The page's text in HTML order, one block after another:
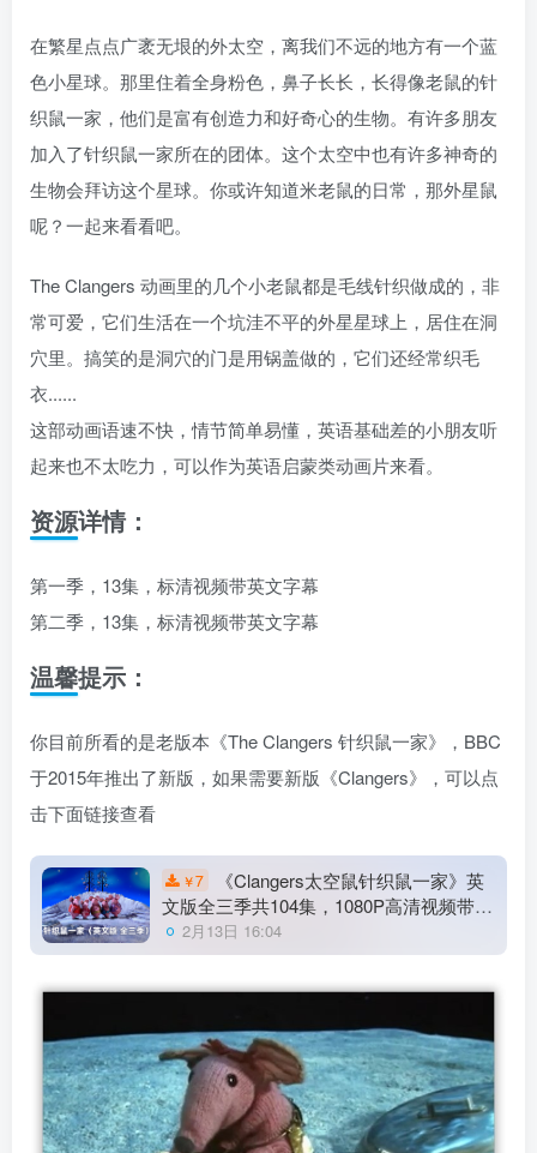
在繁星点点广袤无垠的外太空，离我们不远的地方有一个蓝
色小星球。那里住着全身粉色，鼻子长长，长得像老鼠的针
织鼠一家，他们是富有创造力和好奇心的生物。有许多朋友
加入了针织鼠一家所在的团体。这个太空中也有许多神奇的
生物会拜访这个星球。你或许知道米老鼠的日常，那外星鼠
呢？一起来看看吧。
The Clangers 动画里的几个小老鼠都是毛线针织做成的，非
常可爱，它们生活在一个坑洼不平的外星星球上，居住在洞
穴里。搞笑的是洞穴的门是用锅盖做的，它们还经常织毛
衣......
这部动画语速不快，情节简单易懂，英语基础差的小朋友听
起来也不太吃力，可以作为英语启蒙类动画片来看。
资源详情：
第一季，13集，标清视频带英文字幕
第二季，13集，标清视频带英文字幕
温馨提示：
你目前所看的是老版本《The Clangers 针织鼠一家》，BBC
于2015年推出了新版，如果需要新版《Clangers》，可以点
击下面链接查看
￥7
《Clangers太空鼠针织鼠一家》英
文版全三季共104集，1080P高清视频带英
文字幕，百度云网盘下载！
2月13日 16:04